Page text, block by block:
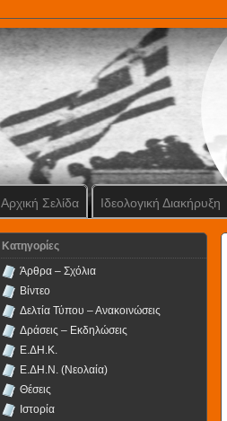
Αρχική Σελίδα Ιδεολογική Διακήρυξη
Kατηγορίες
Άρθρα – Σχόλια
Βίντεο
Δελτία Τύπου – Ανακοινώσεις
Δράσεις – Εκδηλώσεις
Ε.ΔΗ.Κ.
Ε.ΔΗ.Ν. (Νεολαία)
Θέσεις
Ιστορία